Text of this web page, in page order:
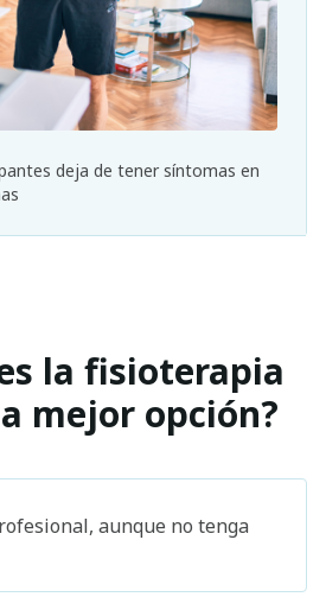
deja de tener síntomas en
la fisioterapia
mejor opción?
aunque no tenga